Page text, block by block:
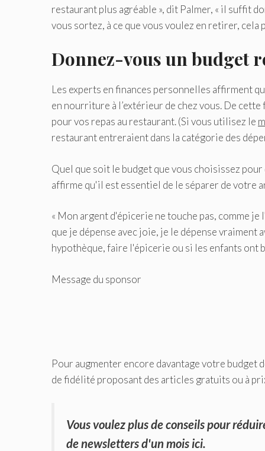
restaurant plus agréable », dit Palmer, « il suffit
vous sortez, à ce que vous voulez en retirer,
Donnez-vous un budget
Les experts en finances personnelles affirment
en nourriture à l’extérieur de chez vous. De
pour vos repas au restaurant. (Si vous utilisez le
restaurant entreraient dans la catégorie des
Quel que soit le budget que vous choisissez
affirme qu'il est essentiel de le séparer de votre
« Mon argent d'épicerie ne touche pas, comme
que je dépense avec joie, je le dépense vraiment
hypothèque, faire l'épicerie ou si les enfants ont
Message du sponsor
Pour augmenter encore davantage votre budget
de fidélité proposant des articles gratuits ou à
Vous voulez plus de conseils pour
de newsletters d'un mois ici.